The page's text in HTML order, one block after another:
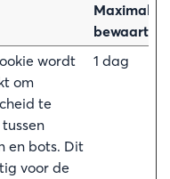
Maximale
wordt
om
te
en bots. Dit
voor de
1 dag